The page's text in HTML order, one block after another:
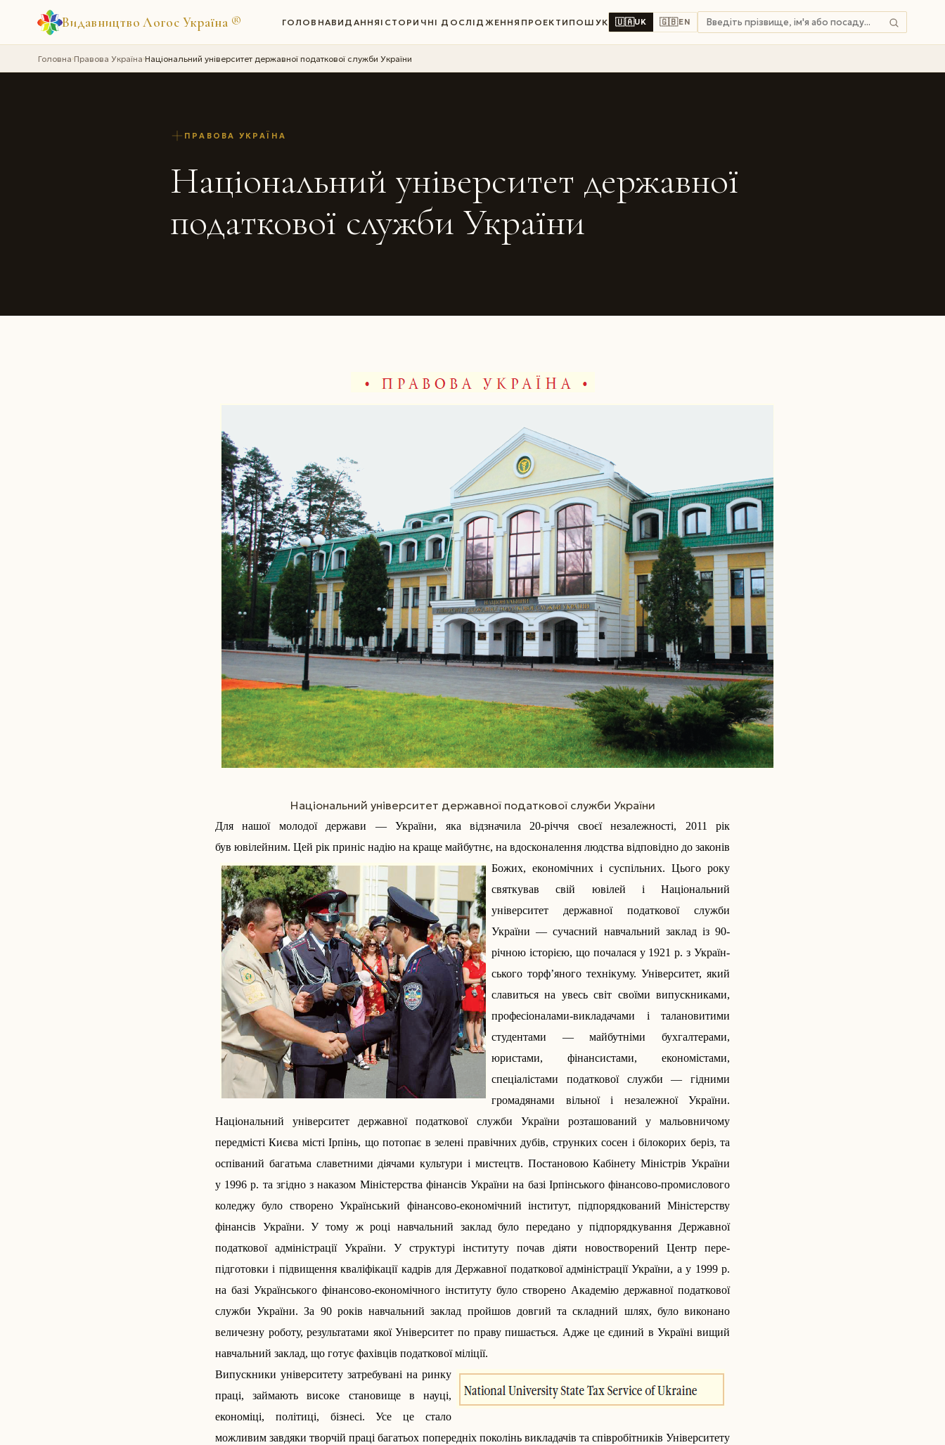
Видавництво Логос Україна ® ГОЛОВНАВИДАННЯ ІСТОРИЧНІ ДОСЛІДЖЕННЯ ПРОЕКТИ ПОШУК 🇺🇦UK 🇬🇧EN
Головна›Правова Україна›Національний університет державної податкової служби України
ПРАВОВА УКРАЇНА
Національний університет державної
податкової служби України
Національний університет державної податкової служби України
Для нашої молодої держави — України, яка відзначила 20-річчя своєї незалежності, 2011 рік
був ювілейним. Цей рік приніс надію на краще майбутнє, на вдосконалення людства відповідно до законів
Божих, економічних і суспільних. Цього року
святкував свій ювілей і Національний
університет державної податкової служби
України — сучасний навчальний заклад із 90-
річною історією, що почалася у 1921 р. з Україн­
ського торф’яного технікуму. Університет, який
славиться на увесь світ своїми випускниками,
професіоналами-викладачами і талановитими
студентами — майбутніми бухгалтерами,
юристами, фінансистами, економістами,
спеціалістами податкової служби — гідними
громадянами вільної і незалежної України.
Національний університет державної податкової служби України розташований у мальовничому
передмісті Києва місті Ірпінь, що потопає в зелені правічних дубів, струнких сосен і білокорих беріз, та
оспіваний багатьма славетними діячами культури і мистецтв. Постановою Кабінету Міністрів України
у 1996 р. та згідно з наказом Міністерства фінансів України на базі Ірпінського фінансово-промислового
коледжу було створено Український фінансово-економічний інститут, підпорядкований Міністерству
фінансів України. У тому ж році навчальний заклад було передано у підпорядкування Державної
податкової адміністрації України. У структурі інституту почав діяти новостворений Центр пере­
підготовки і підвищення кваліфікації кадрів для Державної податкової адміністрації України, а у 1999 р.
на базі Українського фінансово-економічного інституту було створено Академію державної податкової
служби України. За 90 років навчальний заклад пройшов довгий та складний шлях, було виконано
величезну роботу, результатами якої Університет по праву пишається. Адже це єдиний в Україні вищий
навчальний заклад, що готує фахівців податкової міліції.
Випускники університету затребувані на ринку
праці, займають високе становище в науці,
економіці, політиці, бізнесі. Усе це стало
можливим завдяки творчій праці багатьох попередніх поколінь викладачів та співробітників Університету